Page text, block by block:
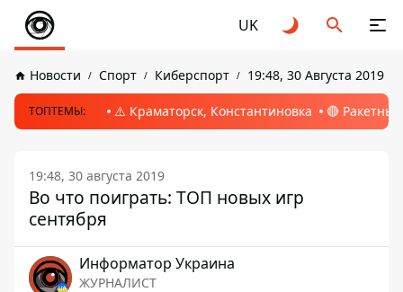
UK
Новости Спорт Киберспорт 19:48, 30 Августа 2019
ТОПТЕМЫ: ⚠️ Краматорск, Константиновка 🔴
19:48, 30 августа 2019
Во что поиграть: ТОП новых игр
сентября
Информатор Украина
ЖУРНАЛИСТ